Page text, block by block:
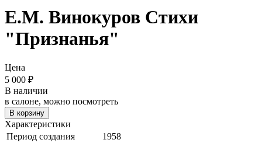
Е.М. Винокуров Стихи
"Признанья"
Цена
5 000 ₽
В наличии
в салоне, можно посмотреть
В корзину
Характеристики
Период создания
1958